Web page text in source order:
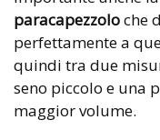
paracapezzoloche
perfettamente a
quindi tra due
seno piccolo e una
maggior volume.